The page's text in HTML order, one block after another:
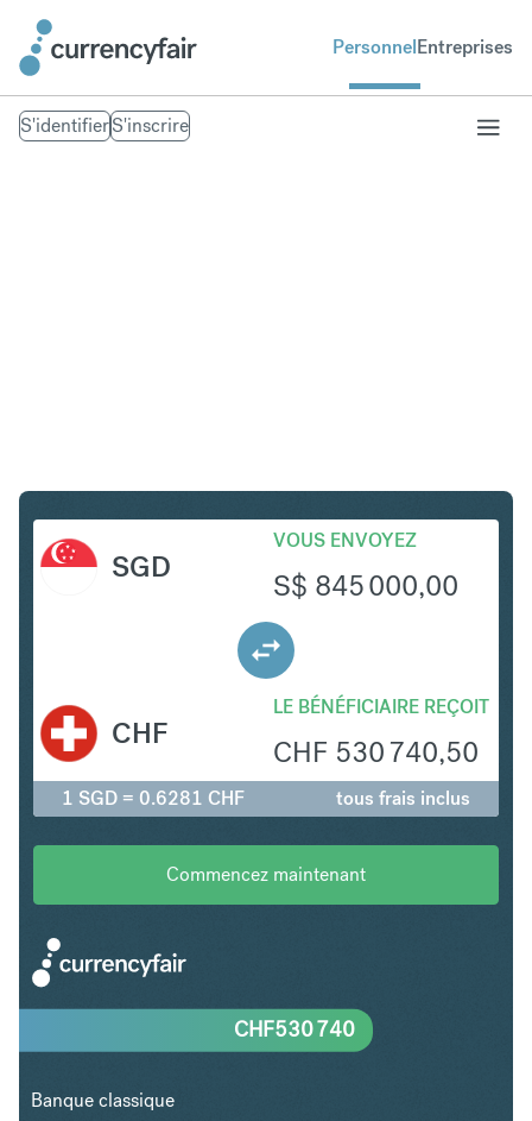
PersonnelEntreprises
S'identifierS'inscrire
SGD
VOUS ENVOYEZ
S$ 845 000,00
LE BÉNÉFICIAIRE REÇOIT
CHF 530 740,50
CHF
1 SGD = 0.6281 CHF tous frais inclus
Commencez maintenant
CHF530 740
Banque classique